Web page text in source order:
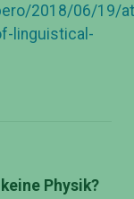
2018/06/19/
linguistical-
Physik?